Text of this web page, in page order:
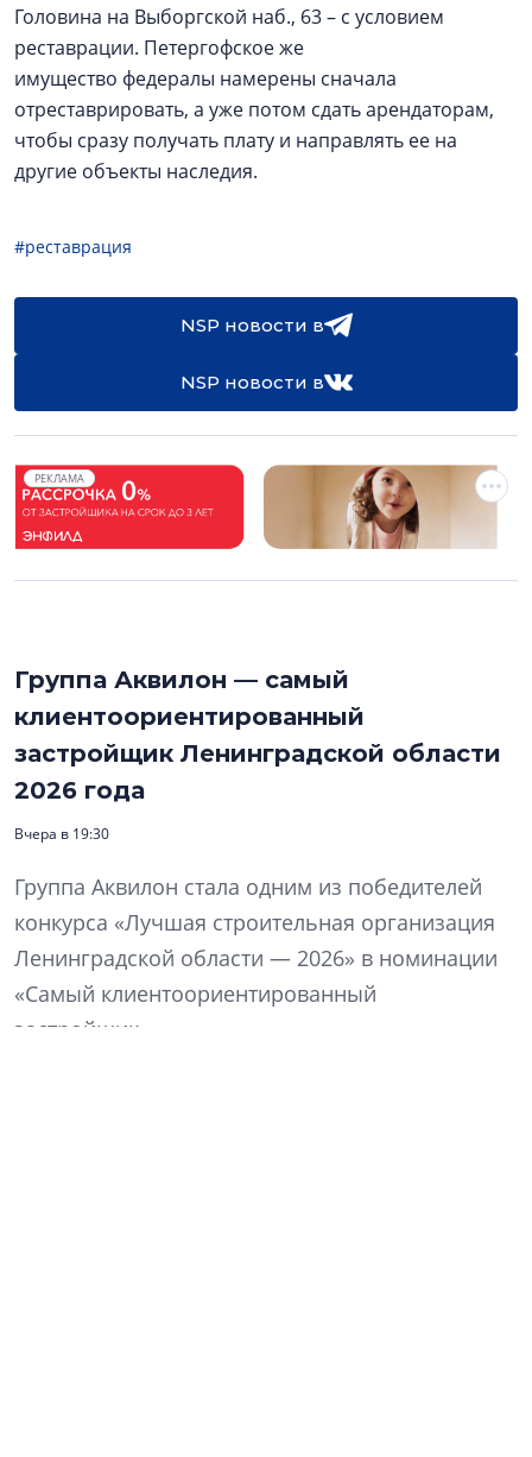
Головина на Выборгской наб., 63 – с условием
реставрации. Петергофское же
имущество федералы намерены сначала
отреставрировать, а уже потом сдать арендаторам,
чтобы сразу получать плату и направлять ее на
другие объекты наследия.
#реставрация
NSP новости в
NSP новости в
РЕКЛАМА
Группа Аквилон — самый
клиентоориентированный
застройщик Ленинградской области
2026 года
Вчера в 19:30
Группа Аквилон стала одним из победителей
конкурса «Лучшая строительная организация
Ленинградской области — 2026» в номинации
«Самый клиентоориентированный
застройщик».